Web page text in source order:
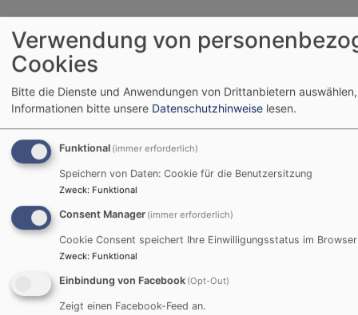
Jugendbildungshaus Wiedhölzlkaser
Verwendung von
Cookies
Bitte die Dienste und Anwendungen von Drittanbietern
Informationen bitte unsere Datenschutzhinweise lesen.
Funktional (immer erforderlich)
Speichern von Daten: Cookie für die Benutzersitzung
Zweck: Funktional
Consent Manager (immer erforderlich)
Cookie Consent speichert Ihre Einwilligungsstatus im Browser
Zweck: Funktional
Einbindung von Facebook (Opt-Out)
Zeigt einen Facebook-Feed an.